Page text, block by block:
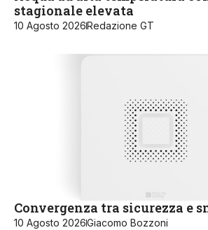
stagionale elevata
10 Agosto 2026Redazione GT
Convergenza tra sicurezza e
10 Agosto 2026Giacomo Bozzoni